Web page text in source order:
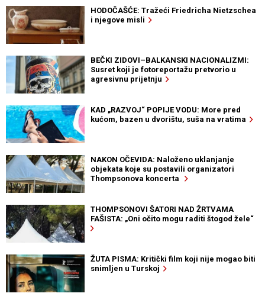
HODOČAŠĆE: Tražeći Friedricha Nietzschea
i njegove misli
BEČKI ZIDOVI–BALKANSKI NACIONALIZMI:
Susret koji je fotoreportažu pretvorio u
agresivnu prijetnju
KAD „RAZVOJ“ POPIJE VODU: More pred
kućom, bazen u dvorištu, suša na vratima
NAKON OČEVIDA: Naloženo uklanjanje
objekata koje su postavili organizatori
Thompsonova koncerta
THOMPSONOVI ŠATORI NAD ŽRTVAMA
FAŠISTA: „Oni očito mogu raditi štogod žele“
ŽUTA PISMA: Kritički film koji nije mogao biti
snimljen u Turskoj